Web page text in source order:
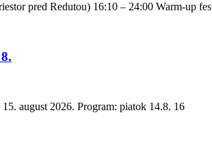
pred Redutou) 16:10 – 24:00 Warm-up fes
august 2026. Program: piatok 14.8. 16